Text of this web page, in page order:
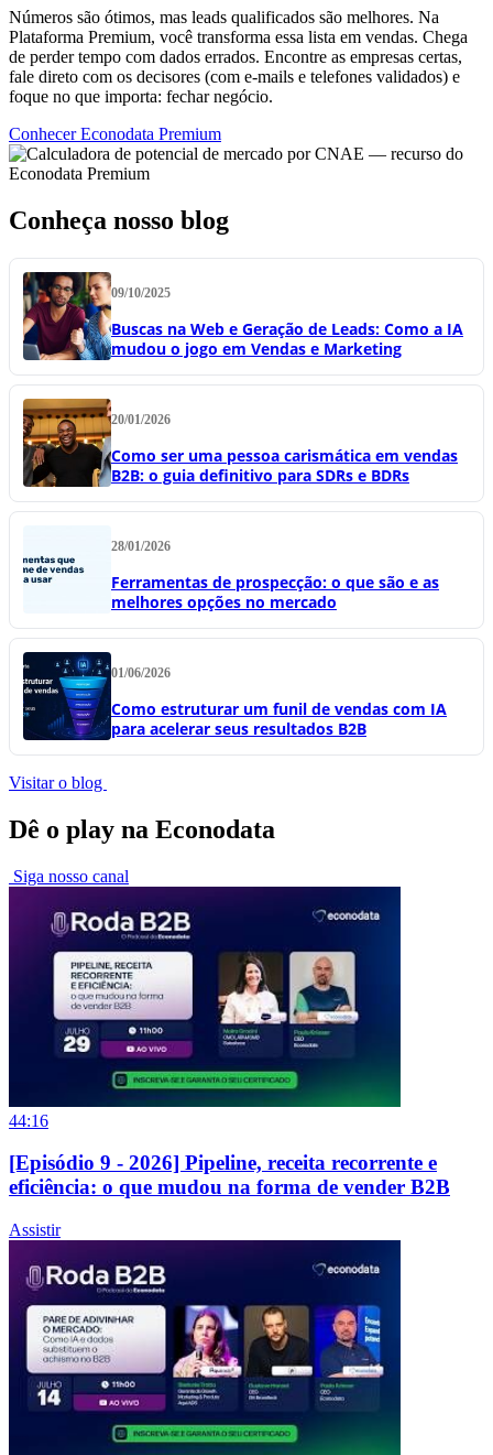
Números são ótimos, mas leads qualificados são melhores. Na
Plataforma Premium, você transforma essa lista em vendas. Chega
de perder tempo com dados errados. Encontre as empresas certas,
fale direto com os decisores (com e-mails e telefones validados) e
foque no que importa: fechar negócio.
Conhecer Econodata Premium
Conheça nosso blog
09/10/2025
Buscas na Web e Geração de Leads: Como a IA
mudou o jogo em Vendas e Marketing
20/01/2026
Como ser uma pessoa carismática em vendas
B2B: o guia definitivo para SDRs e BDRs
28/01/2026
Ferramentas de prospecção: o que são e as
melhores opções no mercado
01/06/2026
Como estruturar um funil de vendas com IA
para acelerar seus resultados B2B
Visitar o blog
Dê o play na Econodata
Siga nosso canal
44:16
[Episódio 9 - 2026] Pipeline, receita recorrente e
eficiência: o que mudou na forma de vender B2B
Assistir